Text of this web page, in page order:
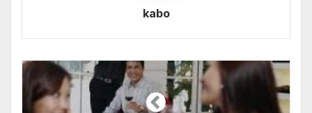
kabo